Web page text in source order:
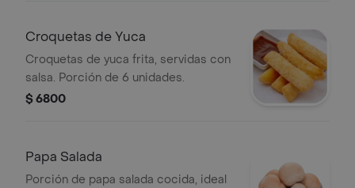
Croquetas de Yuca
Croquetas de yuca frita, servidas con
salsa. Porción de 6 unidades.
$ 6800
Papa Salada
Porción de papa salada cocida, ideal